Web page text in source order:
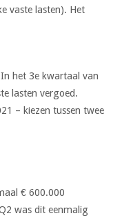
vaste lasten). Het
het 3e kwartaal van
lasten vergoed.
– kiezen tussen twee
€ 600.000
was dit eenmalig